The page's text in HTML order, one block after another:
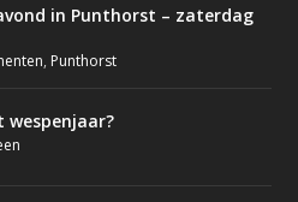
in Punthorst – zaterdag
, Punthorst
wespenjaar?